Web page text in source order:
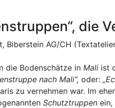
die
Biberstein AG/CH
die Bodenschätze in Mali ist
nach Mali“, oder:
zu vernehmen war. Im
Schutztruppen ein,